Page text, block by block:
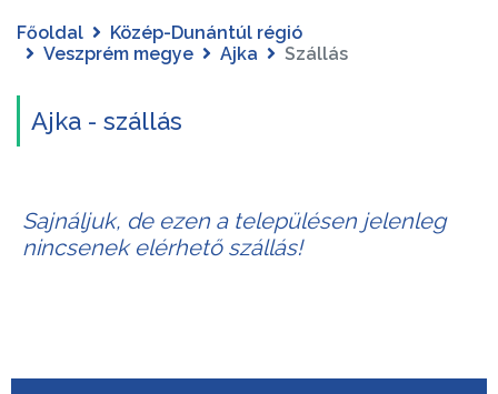
Főoldal
Közép-Dunántúl régió
Veszprém megye
Ajka Szállás
Ajka - szállás
Sajnáljuk, de ezen a településen jelenleg
nincsenek elérhető szállás!